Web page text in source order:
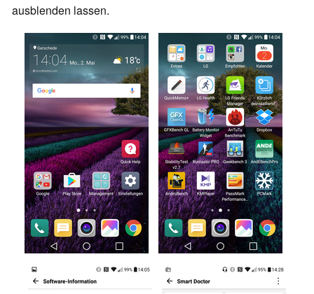
ausblenden lassen.